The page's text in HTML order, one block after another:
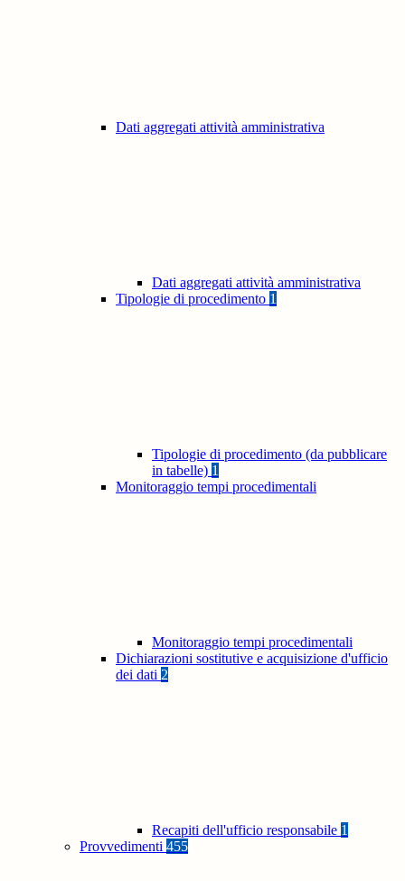
Dati aggregati attività amministrativa
Dati aggregati attività amministrativa
Tipologie di procedimento 1
Tipologie di procedimento (da pubblicare
in tabelle) 1
Monitoraggio tempi procedimentali
Monitoraggio tempi procedimentali
Dichiarazioni sostitutive e acquisizione d'ufficio
dei dati 2
Recapiti dell'ufficio responsabile 1
Provvedimenti 455